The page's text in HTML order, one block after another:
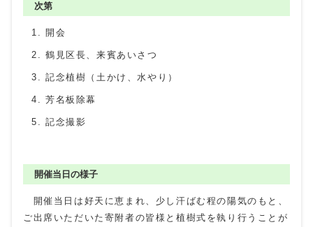
次第
開会
鶴見区長、来賓あいさつ
記念植樹（土かけ、水やり）
芳名板除幕
記念撮影
開催当日の様子
開催当日は好天に恵まれ、少し汗ばむ程の陽気のもと、
ご出席いただいた寄附者の皆様と植樹式を執り行うことが